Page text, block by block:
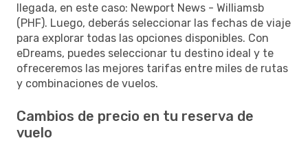
llegada, en este caso: Newport News - Williamsb
(PHF). Luego, deberás seleccionar las fechas de viaje
para explorar todas las opciones disponibles. Con
eDreams, puedes seleccionar tu destino ideal y te
ofreceremos las mejores tarifas entre miles de rutas
y combinaciones de vuelos.
Cambios de precio en tu reserva de
vuelo